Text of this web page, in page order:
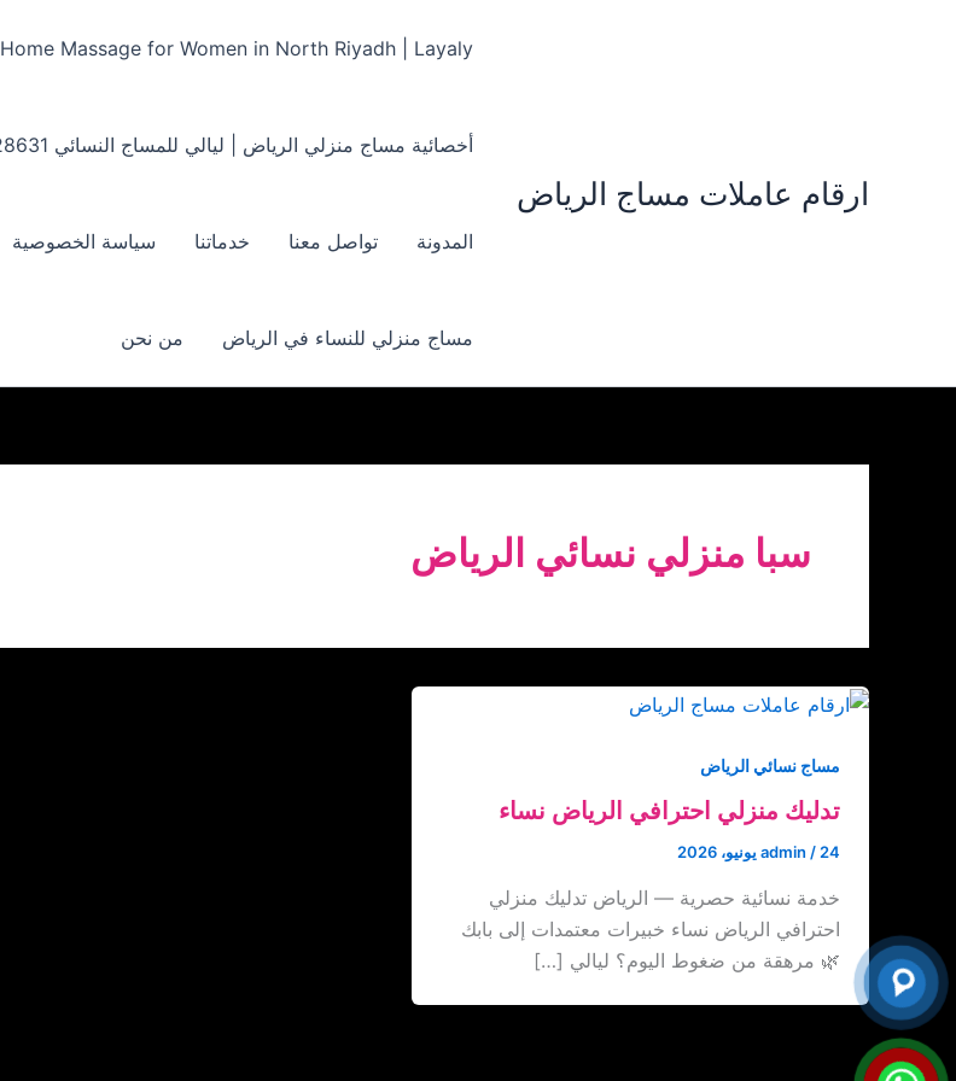
ارقام عاملات مساج الرياض
Home Massage for Women in North Riyadh | Layaly ‏‪0548728631
أخصائية مساج منزلي الرياض | ليالي للمساج النسائي ‏‪0548728631
المدونة تواصل معنا خدماتنا سياسة الخصوصية
مساج منزلي للنساء في الرياض من نحن
سبا منزلي نسائي الرياض
مساج نسائي الرياض
تدليك منزلي احترافي الرياض نساء
admin /24 يونيو، 2026
خدمة نسائية حصرية — الرياض تدليك منزلي
احترافي الرياض نساء خبيرات معتمدات إلى بابك
🌿 مرهقة من ضغوط اليوم؟ ليالي […]